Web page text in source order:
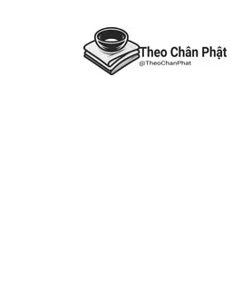
Trang chủ
theochanphat.com Đọc